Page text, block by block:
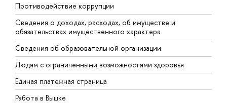
Противодействие коррупции
Сведения о доходах, расходах, об имуществе и
обязательствах имущественного характера
Сведения об образовательной организации
Людям с ограниченными возможностями здоровья
Единая платежная страница
Работа в Вышке